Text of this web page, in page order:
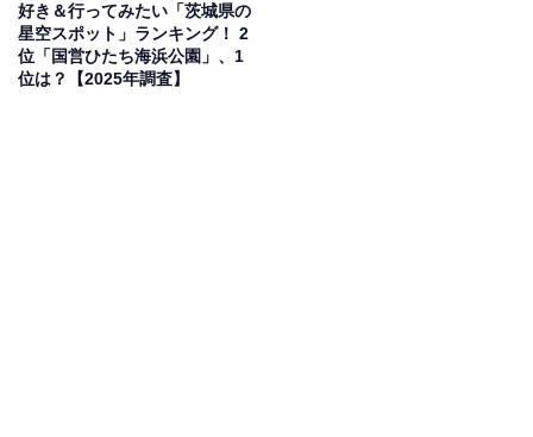
8:00〜18:00
アクセス
好き＆行ってみたい「茨城県の
星空スポット」ランキング！ 2
位「国営ひたち海浜公園」、1
位は？【2025年調査】